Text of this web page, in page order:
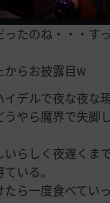
ったのね・・・す
からお披露目w
デルで夜な夜な
やら魔界で失脚
らしく夜遅くま
いる。
ら一度食べていっ